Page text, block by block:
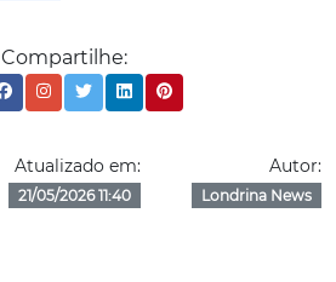
Compartilhe:
Atualizado em:
21/05/2026 11:40
Autor:
Londrina News